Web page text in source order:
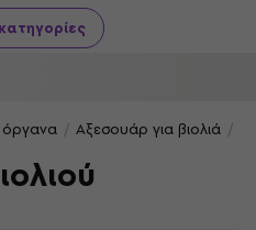
Αξεσουάρ για βιολιά